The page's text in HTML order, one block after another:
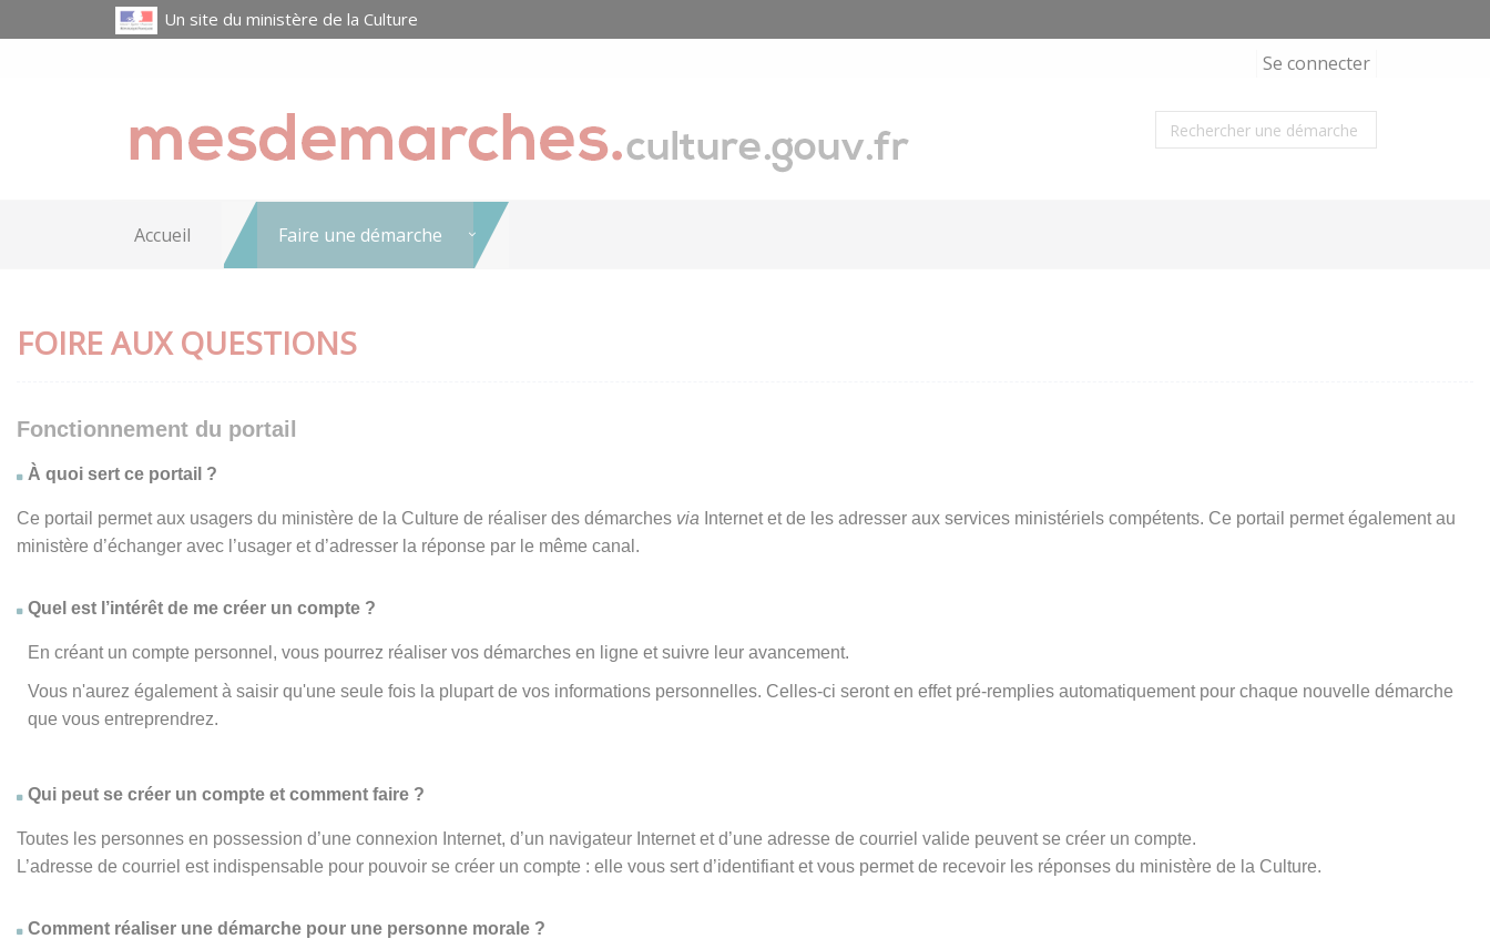
Un site du ministère de la Culture
Se connecter
Accueil Faire une démarche
FOIRE AUX QUESTIONS
Fonctionnement du portail
À quoi sert ce portail ?
Ce portail permet aux usagers du ministère de la Culture de réaliser des démarches via Internet et de les adresser aux services ministériels compétents. Ce portail permet également au
ministère d’échanger avec l’usager et d’adresser la réponse par le même canal.
Quel est l’intérêt de me créer un compte ?
En créant un compte personnel, vous pourrez réaliser vos démarches en ligne et suivre leur avancement.
Vous n'aurez également à saisir qu'une seule fois la plupart de vos informations personnelles. Celles-ci seront en effet pré-remplies automatiquement pour chaque nouvelle démarche
que vous entreprendrez.
Qui peut se créer un compte et comment faire ?
Toutes les personnes en possession d’une connexion Internet, d’un navigateur Internet et d’une adresse de courriel valide peuvent se créer un compte.
L’adresse de courriel est indispensable pour pouvoir se créer un compte : elle vous sert d’identifiant et vous permet de recevoir les réponses du ministère de la Culture.
Comment réaliser une démarche pour une personne morale ?